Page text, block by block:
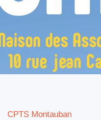
CPTS Montauban